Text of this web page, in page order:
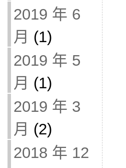
2019 年 6
月 (1)
2019 年 5
月 (1)
2019 年 3
月 (2)
2018 年 12